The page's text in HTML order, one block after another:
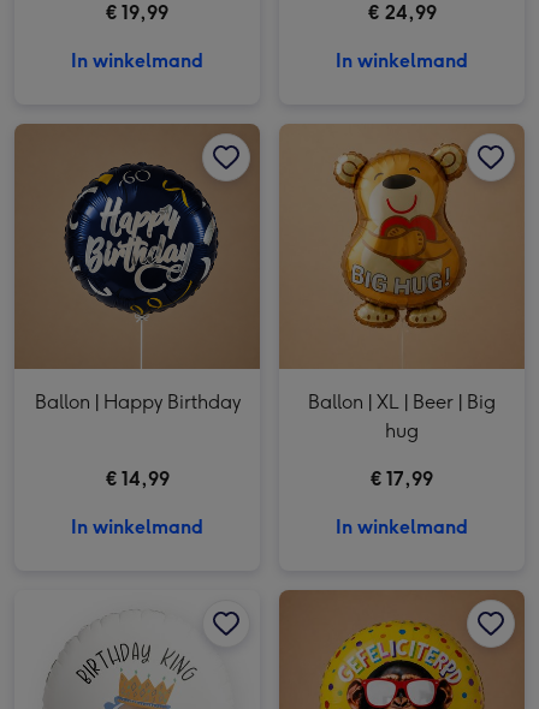
€ 19,99
In winkelmand
€ 24,99
In winkelmand
Ballon | Happy Birthday afbeelding 2
Ballon | Happy Birthday
€ 14,99
In winkelmand
Ballon | XL | Beer | Big
hug
€ 17,99
In winkelmand
Ballon | Birthday King | Foto aanpasbaar afbeelding 2